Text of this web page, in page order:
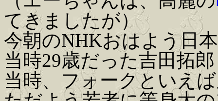
てきましたが）
今朝のNHKおはよう日
当時29歳だった吉田拓
当時、フォークといえ